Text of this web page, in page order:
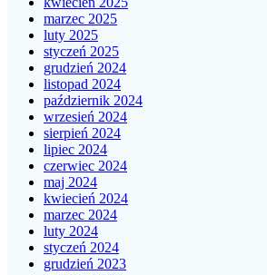
marzec 2025
luty 2025
styczeń 2025
grudzień 2024
listopad 2024
październik 2024
wrzesień 2024
sierpień 2024
lipiec 2024
czerwiec 2024
maj 2024
kwiecień 2024
marzec 2024
luty 2024
styczeń 2024
grudzień 2023